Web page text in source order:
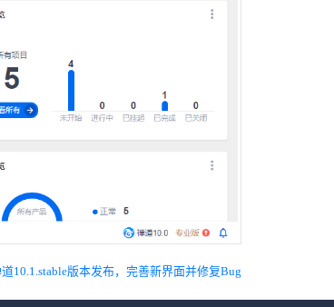
10.1.stable版本发布，完善新界面并修复Bug